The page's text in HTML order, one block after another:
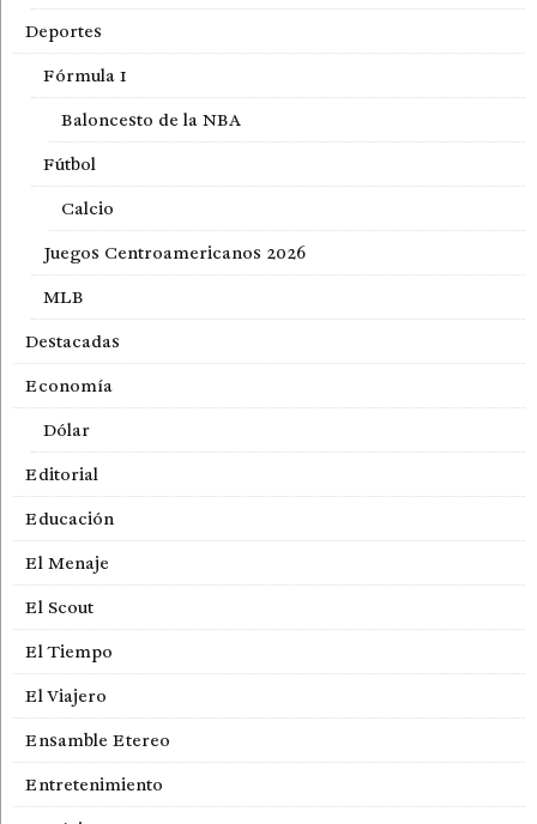
Deportes
Fórmula 1
Baloncesto de la NBA
Fútbol
Calcio
Juegos Centroamericanos 2026
MLB
Destacadas
Economía
Dólar
Editorial
Educación
El Menaje
El Scout
El Tiempo
El Viajero
Ensamble Etereo
Entretenimiento